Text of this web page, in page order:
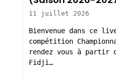
11 juillet 2026
Bienvenue dans ce
compétition
rendez vous à partir
Fidji…